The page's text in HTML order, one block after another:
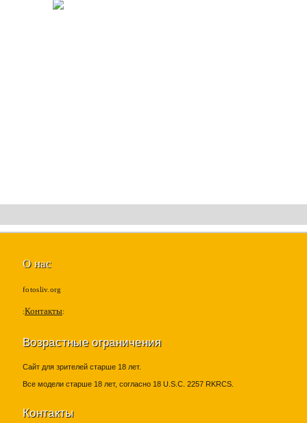
О нас
fotosliv.org
Контакты
Возрастные ограничения
Сайт для зрителей старше 18 лет.
Все модели старше 18 лет, согласно 18 U.S.C. 2257 RKRCS.
Контакты